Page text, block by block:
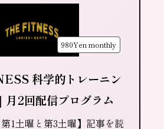
980Yen monthly
科学的トレーニン
月2回配信プログラム
第1土曜と第3土曜】記事を読